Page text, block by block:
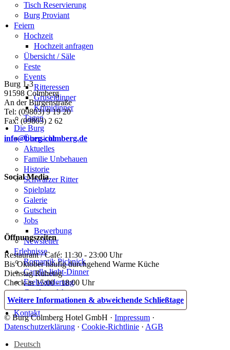
Tisch Reservierung
Burg Proviant
Feiern
Hochzeit
Hochzeit anfragen
Übersicht / Säle
Feste
Events
Ritteressen
Gruseldinner
Krimidinner
Tagen
Die Burg
Übersicht
Aktuelles
Familie Unbehauen
Historie
Schwarzer Ritter
Spielplatz
Galerie
Gutschein
Jobs
Bewerbung
Newsletter
Erlebnisse
Romantik Picknick
Candle-light-Dinner
Eselwanderung
Greifvogelshow
Blog
Kontakt
Burg 1-3
91598 Colmberg
An der Burgenstraße
Tel: (09803) 9 19 20
Fax: (09803) 2 62
info@burg-colmberg.de
Social Media
Öffnungszeiten
Restaurant / Café: 11:30 - 23:00 Uhr
Bis Oktober häufig durchgehend Warme Küche
Dienstag Ruhetag
Check-in 15:00 - 18:00 Uhr
Weitere Informationen & abweichende Schließtage
© Burg Colmberg Hotel GmbH · Impressum ·
Datenschutzerklärung · Cookie-Richtlinie · AGB
Deutsch